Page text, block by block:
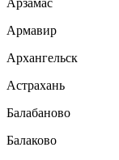
Арзамас
Армавир
Архангельск
Астрахань
Балабаново
Балаково